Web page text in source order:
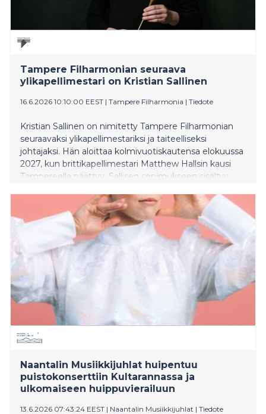
Tampere Filharmonian seuraava
ylikapellimestari on Kristian Sallinen
16.6.2026 10:10:00 EEST | Tampere Filharmonia | Tiedote
Kristian Sallinen on nimitetty Tampere Filharmonian
seuraavaksi ylikapellimestariksi ja taiteelliseksi
johtajaksi. Hän aloittaa kolmivuotiskautensa elokuussa
2027, kun brittikapellimestari Matthew Hallsin kausi
Tampereella päättyy. Sallisen sopimukseen sisältyy
Hän tulee olemaan 96-vuotiaan orkesterin
kolmastoista ylikapellimestari.
Naantalin Musiikkijuhlat huipentuu
puistokonserttiin Kultarannassa ja
ulkomaiseen huippuvierailuun
13.6.2026 07:43:24 EEST | Naantalin Musiikkijuhlat | Tiedote